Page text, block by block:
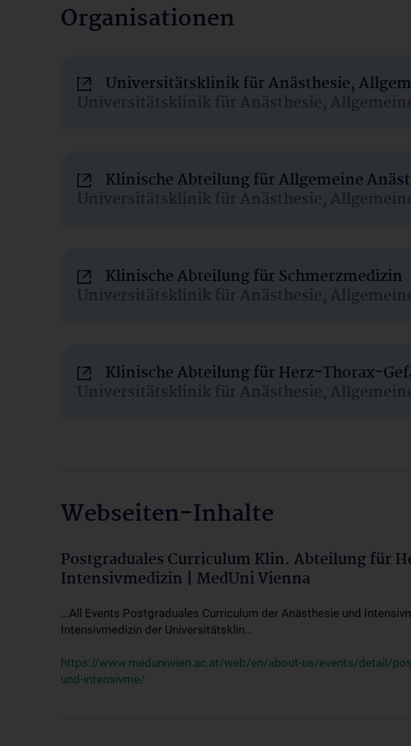
Organisationen
Universitätsklinik für Anästhesie,
Universitätsklinik für Anästhesie,
Klinische Abteilung für Allgemeine
Universitätsklinik für Anästhesie,
Klinische Abteilung für Schmerzmedizin
Universitätsklinik für Anästhesie,
Klinische Abteilung für Herz-Thorax-
Universitätsklinik für Anästhesie,
Webseiten-Inhalte
Postgraduales Curriculum Klin. Abteilung für
Intensivmedizin | MedUni Vienna
...All Events Postgraduales Curriculum der Anästhesie und
Intensivmedizin der Universitätsklin...
https://www.meduniwien.ac.at/web/en/about-us/events/detail/
und-intensivme/